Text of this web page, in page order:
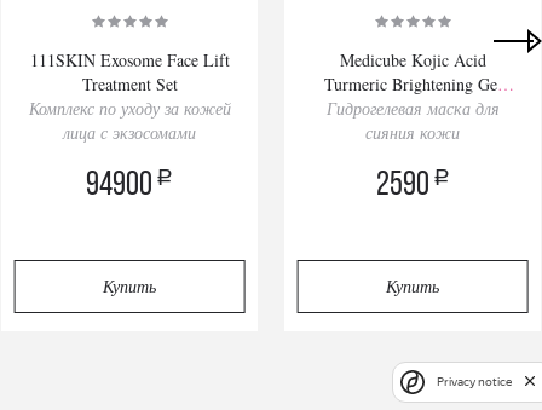
111SKIN Exosome Face Lift
Treatment Set
Комплекс по уходу за кожей
лица с экзосомами
94900 a
Купить
Medicube Kojic Acid
Turmeric Brightening Gel
Mask 28gх4pcs
Гидрогелевая маска для
сияния кожи
2590 a
Купить
Privacy notice